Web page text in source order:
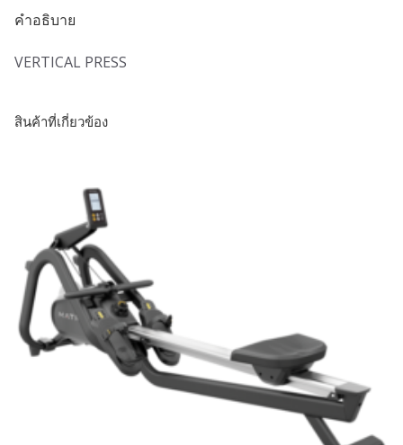
คำอธิบาย
VERTICAL PRESS
สินค้าที่เกี่ยวข้อง